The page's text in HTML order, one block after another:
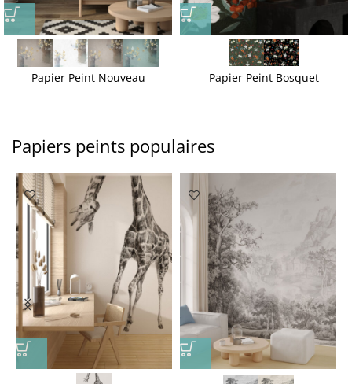
Papier Peint Nouveau Papier Peint Bosquet
Papiers peints populaires